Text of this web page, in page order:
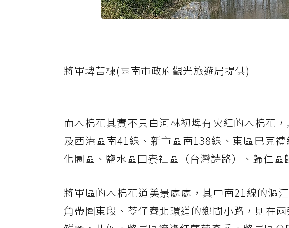
將軍埤苦楝(臺南市政府觀光旅遊局提供)
而木棉花其實不只白河林初埤有火紅的木棉花
及西港區南41線、新市區南138線、東區巴克
化園區、鹽水區田寮社區（台灣詩路）、歸仁區
將軍區的木棉花道美景處處，其中南21線的漚
角帶圍東段、苓仔竂北環道的鄉間小路，則在